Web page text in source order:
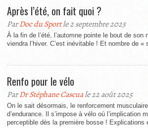
Après l’été, on fait quoi ?
ParDoc du Sportle 2 septembre 2025
À la fin de l’été, l’automne pointe le bout de son
viendra l’hiver. C’est inévitable ! Et nombre de «
Renfo pour le vélo
ParDr Stéphane Cascuale 22 août 2025
On le sait désormais, le renforcement
d’endurance. Il s’impose à vélo où l’implication
perceptible dès la première bosse ! Explications